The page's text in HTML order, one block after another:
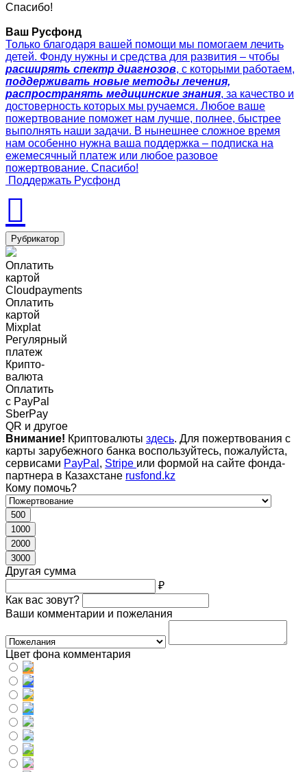
Спасибо!
Ваш Русфонд
Только благодаря вашей помощи мы помогаем лечить
детей. Фонду нужны и средства для развития – чтобы
расширять спектр диагнозов, с которыми работаем,
поддерживать новые методы лечения,
распространять медицинские знания, за качество и
достоверность которых мы ручаемся. Любое ваше
пожертвование поможет нам лучше, полнее, быстрее
выполнять наши задачи. В нынешнее сложное время
нам особенно нужна ваша поддержка – подписка на
ежемесячный платеж или любое разовое
пожертвование. Спасибо!
Поддержать Русфонд
Рубрикатор
Оплатить
картой
Cloudpayments
Оплатить
картой
Mixplat
Регулярный
платеж
Крипто-
валюта
Оплатить
c PayPal
SberPay
QR и другое
Внимание! Криптовалюты здесь. Для пожертвования с
карты зарубежного банка воспользуйтесь, пожалуйста,
сервисами PayPal , Stripe или формой на сайте фонда-
партнера в Казахстане rusfond.kz
Кому помочь?
500
1000
2000
3000
Другая сумма
₽
Как вас зовут?
Ваши комментарии и пожелания
Цвет фона комментария